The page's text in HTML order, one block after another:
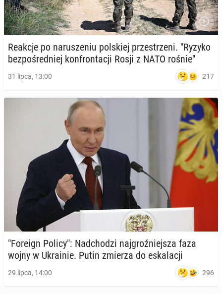
Reakcje po na­ru­sze­niu pol­skiej prze­strze­ni. "Ryzyko
bez­po­śred­niej kon­fron­ta­cji Rosji z NATO rośnie"
31 lipca, 13:00 217
"Foreign Policy": Nad­cho­dzi naj­groź­niej­sza faza
wojny w Ukra­inie. Putin zmierza do eska­la­cji
29 lipca, 14:00 296